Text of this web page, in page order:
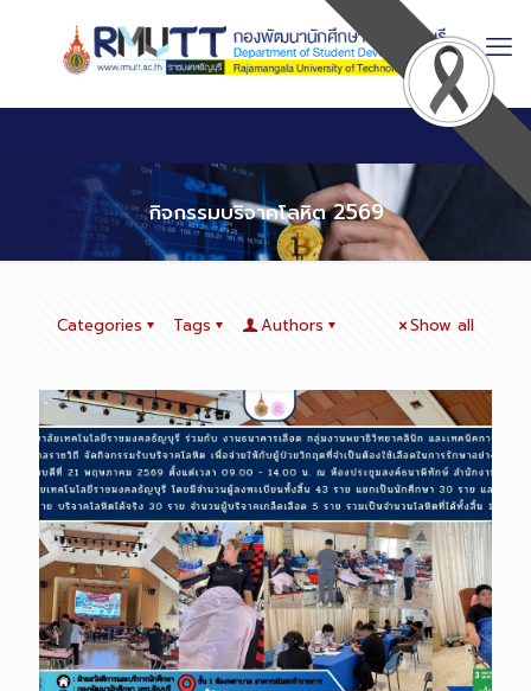
กิจกรรมบริจาคโลหิต 2569
Categories Tags Authors Show all